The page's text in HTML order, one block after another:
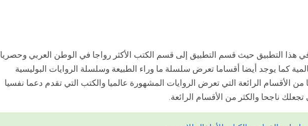
هذا التطبيق حيث قسم التطبيق إلى قسم الكتب الأكثر رواجا في الوطن العربي وحصريا
كما يوجد أيضا أقساما تعرض سلسلة ما وراء الطبيعة وسلسلة الروايات البوليسية
من الأقسام الرائعة التي تعرض الروايات المشهورة عالميا والكتب التي تقدم دعما نفسيا
ناجحا والكثر من الأقسام الرائعة.